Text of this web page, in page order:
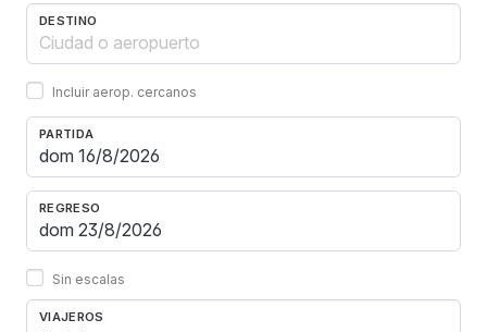
DESTINO
Incluir aerop. cercanos
PARTIDA
REGRESO
Sin escalas
VIAJEROS